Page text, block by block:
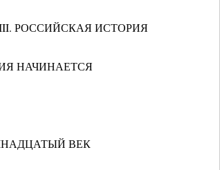
РОССИЙСКАЯ ИСТОРИЯ
НАЧИНАЕТСЯ
ВЕК